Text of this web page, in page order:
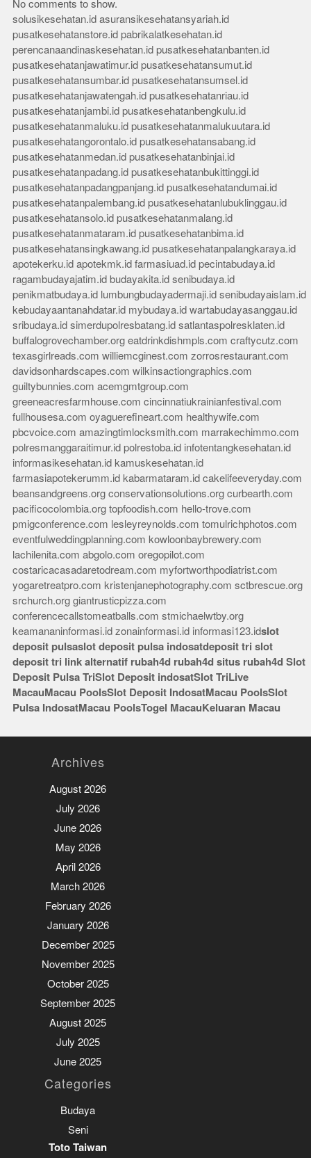
No comments to show.
solusikesehatan.id asuransikesehatansyariah.id
pusatkesehatanstore.id pabrikalatkesehatan.id
perencanaandinaskesehatan.id pusatkesehatanbanten.id
pusatkesehatanjawatimur.id pusatkesehatansumut.id
pusatkesehatansumbar.id pusatkesehatansumsel.id
pusatkesehatanjawatengah.id pusatkesehatanriau.id
pusatkesehatanjambi.id pusatkesehatanbengkulu.id
pusatkesehatanmaluku.id pusatkesehatanmalukuutara.id
pusatkesehatangorontalo.id pusatkesehatansabang.id
pusatkesehatanmedan.id pusatkesehatanbinjai.id
pusatkesehatanpadang.id pusatkesehatanbukittinggi.id
pusatkesehatanpadangpanjang.id pusatkesehatandumai.id
pusatkesehatanpalembang.id pusatkesehatanlubuklinggau.id
pusatkesehatansolo.id pusatkesehatanmalang.id
pusatkesehatanmataram.id pusatkesehatanbima.id
pusatkesehatansingkawang.id pusatkesehatanpalangkaraya.id
apotekerku.id apotekmk.id farmasiuad.id pecintabudaya.id
ragambudayajatim.id budayakita.id senibudaya.id
penikmatbudaya.id lumbungbudayadermaji.id senibudayaislam.id
kebudayaantanahdatar.id mybudaya.id wartabudayasanggau.id
sribudaya.id simerdupolresbatang.id satlantaspolresklaten.id
buffalogrovechamber.org eatdrinkdishmpls.com craftycutz.com
texasgirlreads.com williemcginest.com zorrosrestaurant.com
davidsonhardscapes.com wilkinsactiongraphics.com
guiltybunnies.com acemgmtgroup.com
greeneacresfarmhouse.com cincinnatiukrainianfestival.com
fullhousesa.com oyaguerefineart.com healthywife.com
pbcvoice.com amazingtimlocksmith.com marrakechimmo.com
polresmanggaraitimur.id polrestoba.id infotentangkesehatan.id
informasikesehatan.id kamuskesehatan.id
farmasiapotekerumm.id kabarmataram.id cakelifeeveryday.com
beansandgreens.org conservationsolutions.org curbearth.com
pacificocolombia.org topfoodish.com hello-trove.com
pmigconference.com lesleyreynolds.com tomulrichphotos.com
eventfulweddingplanning.com kowloonbaybrewery.com
lachilenita.com abgolo.com oregopilot.com
costaricacasadaretodream.com myfortworthpodiatrist.com
yogaretreatpro.com kristenjanephotography.com sctbrescue.org
srchurch.org giantrusticpizza.com
conferencecallstomeatballs.com stmichaelwtby.org
keamananinformasi.id zonainformasi.id informasi123.idslot
deposit pulsaslot deposit pulsa indosatdeposit tri slot
deposit tri link alternatif rubah4d rubah4d situs rubah4d Slot
Deposit Pulsa TriSlot Deposit indosatSlot TriLive
MacauMacau PoolsSlot Deposit IndosatMacau PoolsSlot
Pulsa IndosatMacau PoolsTogel MacauKeluaran Macau
Archives
August 2026
July 2026
June 2026
May 2026
April 2026
March 2026
February 2026
January 2026
December 2025
November 2025
October 2025
September 2025
August 2025
July 2025
June 2025
Categories
Budaya
Seni
Toto Taiwan